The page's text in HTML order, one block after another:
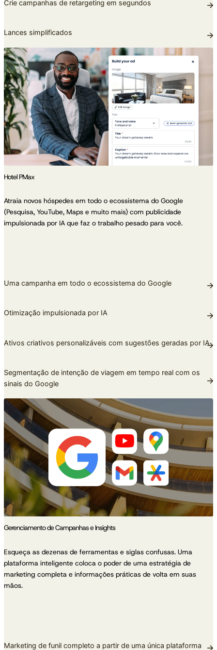
Crie campanhas de retargeting em segundos
Lances simplificados
Hotel PMax
Atraia novos hóspedes em todo o ecossistema do Google
(Pesquisa, YouTube, Maps e muito mais) com publicidade
impulsionada por IA que faz o trabalho pesado para você.
Uma campanha em todo o ecossistema do Google
Otimização impulsionada por IA
Ativos criativos personalizáveis com sugestões geradas por IA
Segmentação de intenção de viagem em tempo real com os
sinais do Google
Gerenciamento de Campanhas e Insights
Esqueça as dezenas de ferramentas e siglas confusas. Uma
plataforma inteligente coloca o poder de uma estratégia de
marketing completa e informações práticas de volta em suas
mãos.
Marketing de funil completo a partir de uma única plataforma